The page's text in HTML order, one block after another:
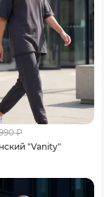
₽
"Vanity"